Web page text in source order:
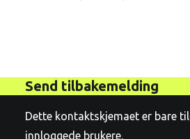
Send tilbakemelding
Dette kontaktskjemaet er bare
innloggede brukere.